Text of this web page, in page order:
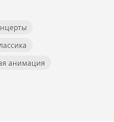
анимация